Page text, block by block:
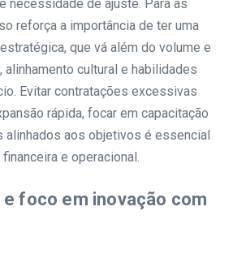
necessidade de ajuste. Para as
reforça a importância de ter uma
que vá além do volume e
cultural e habilidades
Evitar contratações excessivas
rápida, focar em capacitação
alinhados aos objetivos é essencial
e operacional.
foco em inovação com